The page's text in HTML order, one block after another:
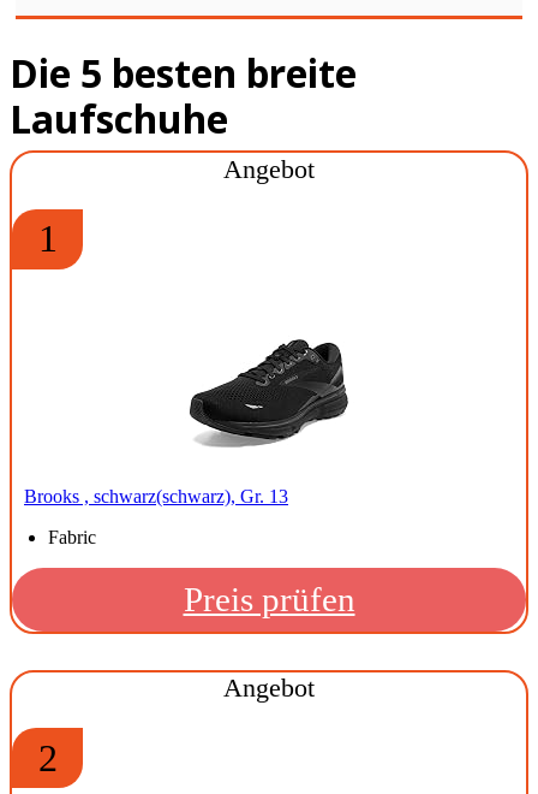
Die 5 besten breite
Laufschuhe
Angebot
1
Brooks , schwarz(schwarz), Gr. 13
Fabric
Preis prüfen
Angebot
2